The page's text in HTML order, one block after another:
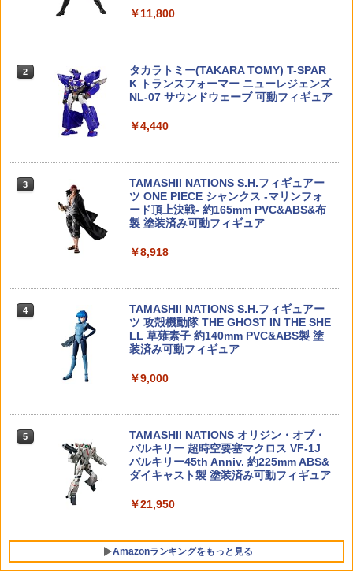
A】 (プラモデル)
￥1,980
アオシマ 1/32 楽プラ スナップキット N
プラモデル
￥2,280
アオシマ 1/32 楽プラ スナップキット N
o.26-RD フェラーリ 512 BB(レッド) プ
【当店独自で＋P10倍★要エントリー】
【中古】[PTM] メタモルフォーゼユニッ
ト エクスアーマーニンジャフォックス
セサリ(CX011) コトブキヤ(20250227)
￥2,455
ィギュア マンダロリアン&グローグー
ット (シャンクス 幼少期Ver./バギー 幼少
￥7,980
戦士ガンダム SEED FREEDOM ラク
￥8,000
タカラトミー(TAKARA TOMY) T-SPAR
￥8,120
ク紐 まとめる ベルト調整 便利グッズ サ
バゲー アウトドア用 ゴム紐 ベルト調整
バッグ かばん ベルト 送料無料
￥498
3
AIP 120% ノズルリターンスプリング Hi-
CAPA/MEU/1911◆東京マルイ GBB ハ
イキャパ/MEU/1911シリーズ対応 ピスト
ンリターンSP リペア予備に
￥600
4
【ゆうパケット対応商品】S&T KACタイ
プ ナイロン製 Folding Microフロントサ
イト BK
00個 射的 コルクガン 小瓶のフタ E374
￥1,480
アーテック ガラポン抽せん貯金箱 56960
￥814
LEDライトユニット(φ5/2灯/L=400/レッ
￥950
ロゲン) [97054-2H](JAN：4548565477
BETAFPV 65S 7x16mm Brushed M
ドローン用 レース
￥11,800
2
タカラトミー(TAKARA TOMY) T-SPAR
K トランスフォーマー ニューレジェンズ
NL-07 サウンドウェーブ 可動フィギュア
￥4,440
3
TAMASHII NATIONS S.H.フィギュアー
ツ ONE PIECE シャンクス -マリンフォ
ード頂上決戦- 約165mm PVC&ABS&布
製 塗装済み可動フィギュア
￥8,918
4
TAMASHII NATIONS S.H.フィギュアー
ツ 攻殻機動隊 THE GHOST IN THE SHE
LL 草薙素子 約140mm PVC&ABS製 塗
装済み可動フィギュア
￥9,000
5
TAMASHII NATIONS オリジン・オブ・
バルキリー 超時空要塞マクロス VF-1J
バルキリー45th Anniv. 約225mm ABS&
ダイキャスト製 塗装済み可動フィギュア
￥21,950
Amazonランキングをもっと見る